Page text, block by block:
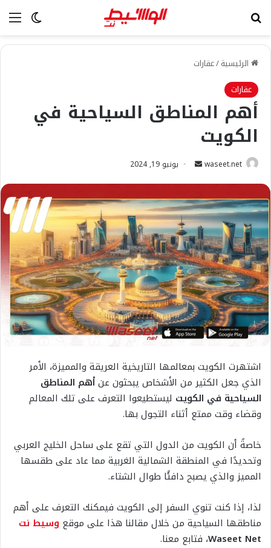
الرئيسية/عقارات
عقارات
أهم المناطق السياحية في
الكويت
waseet.net
أرسل يونيو 19, 2024
اشتهرت الكويت بمعالمها التاريخية العريقة والمميزة، الأمر
الذي جعل الكثير من الأشخاص يبحثون عنأهم المناطق
السياحية في الكويت ليستطيعوا التعرف على تلك المعالم
وقضاء وقت ممتع أثناء التجول بها.
خاصةً أن الكويت من الدول التي تقع على ساحل الخليج العربي
وتحديدًا في المنطقة الشمالية الغربية مما عاد على طقسها
المميز والذي يصبح دافئًا طوال الشتاء.
لذا، إذا كنت تنوي السفر إلى الكويت فيمكنك التعرف على أهم
مناطقها السياحية من خلال مقالنا هذا على موقع وسيط نت
Waseet Net، فتابع معنا.